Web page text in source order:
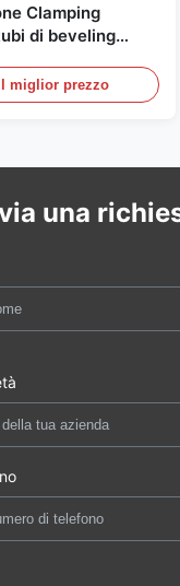
Clamping
di beveling
Equipment
miglior prezzo
una